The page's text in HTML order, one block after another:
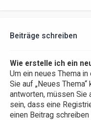
Beiträge schreiben
Wie erstelle ich ein
Um ein neues Thema
Sie auf „Neues
antworten, müssen Sie
sein, dass eine
einen Beitrag